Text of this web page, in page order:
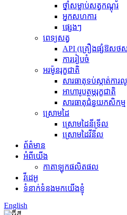
ថ្នាំសម្លាប់សត្វកណ្ដុរ
អ្នកសហការ
ផ្សេងៗ
ពេទ្យសត្វ
API (គ្រឿងផ្សំឱសថស
ការរៀបចំ
អរម៉ូនរុក្ខជាតិ
សារធាតុ​ទប់ស្កាត់​ការ
អាហារូបត្ថម្ភរុក្ខជាតិ
សារធាតុជំនួយកសិកម្ម
ស្រោមដៃ
ស្រោមដៃនីទ្រីល
ស្រោមដៃវីនីល
ព័ត៌មាន
អំពីយើង
កាតាឡុកផលិតផល
វីដេអូ
ទំនាក់ទំនងមកយើងខ្ញុំ
English